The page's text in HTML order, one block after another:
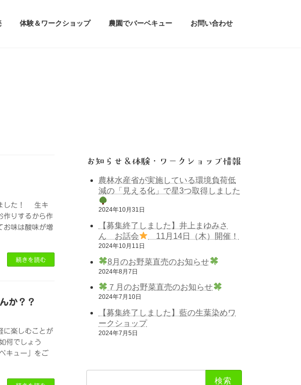
体験＆ワークショップ 農園でバーベキュー お問い合わせ
ました！ 生キ
作りするから作
お味は酸味が増
続きを読む
か？？
に楽しむことが
何でしょう
キュー」をご
お知らせ＆体験・ワークショップ情報
農林水産省が実施している環境負荷低
減の「見える化」で星3つ取得しました
2024年10月31日
【募集終了しました】井上まゆみさ
ん お話会
11月14日（木）開催！
2024年10月11日
8月のお野菜直売のお知らせ
2024年8月7日
７月のお野菜直売のお知らせ
2024年7月10日
【募集終了しました】藍の生葉染めワ
ークショップ
2024年7月5日